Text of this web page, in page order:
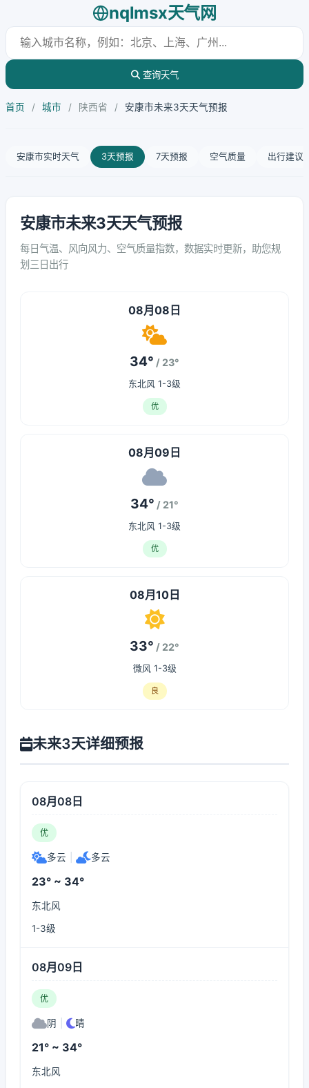
nqlmsx天气网
查询天气
首页 / 城市 / 陕西省 / 安康市未来3天天气预报
安康市实时天气 3天预报 7天预报 空气质量 出行建议
安康市未来3天天气预报
每日气温、风向风力、空气质量指数，数据实时更新，助您规
划三日出行
08月08日
34° / 23°
东北风 1-3级
优
08月09日
34° / 21°
东北风 1-3级
优
08月10日
33° / 22°
微风 1-3级
良
未来3天详细预报
08月08日
优
多云 多云
23° ~ 34°
东北风
1-3级
08月09日
优
阴 晴
21° ~ 34°
东北风